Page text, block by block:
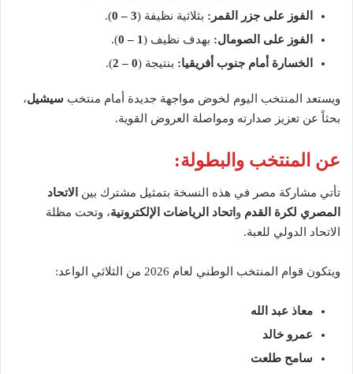
الفوز على جزر القمر: بثلاثية نظيفة (3 – 0
).
الفوز على الصومال: بهدف نظيف (1 – 0
).
الخسارة أمام جنوب أفريقيا: بنتيجة (0 – 2
).
ويستعد المنتخب اليوم لخوض مواجهة جديدة أمام منتخب سيشيل،
بحثاً عن تعزيز صدارته ومواصلة العروض القوية.
عن المنتخب والبطولة:
تأتي مشاركة مصر في هذه النسخة بتمثيل مشترك بين
الاتحاد
المصري لكرة القدم و اتحاد الرياضات الإلكترونية، وتحت مظلة
الاتحاد الدولي للعبة.
ويتكون قوام المنتخب الوطني لعام 2026 من الثلاثي الواعد:
معاذ عبد الله
عمرو خالد
سامح طلعت